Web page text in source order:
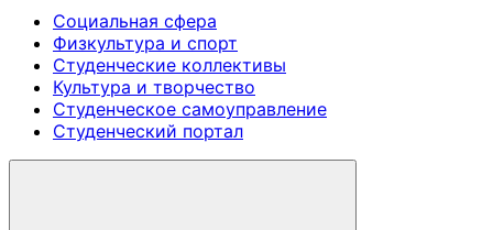
Социальная сфера
Физкультура и спорт
Студенческие коллективы
Культура и творчество
Студенческое самоуправление
Студенческий портал